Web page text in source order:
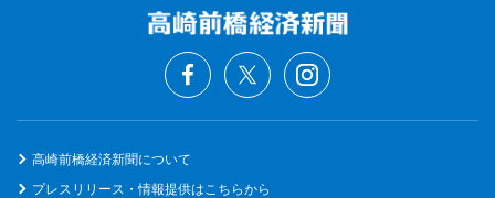
高崎前橋経済新聞について
プレスリリース・情報提供はこちらから